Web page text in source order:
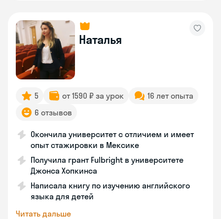
Наталья
5 от 1590 ₽ за урок
16 лет опыта
6 отзывов
Окончила университет с отличием и имеет
опыт стажировки в Мексике
Получила грант Fulbright в университете
Джонса Хопкинса
Написала книгу по изучению английского
языка для детей
Читать дальше